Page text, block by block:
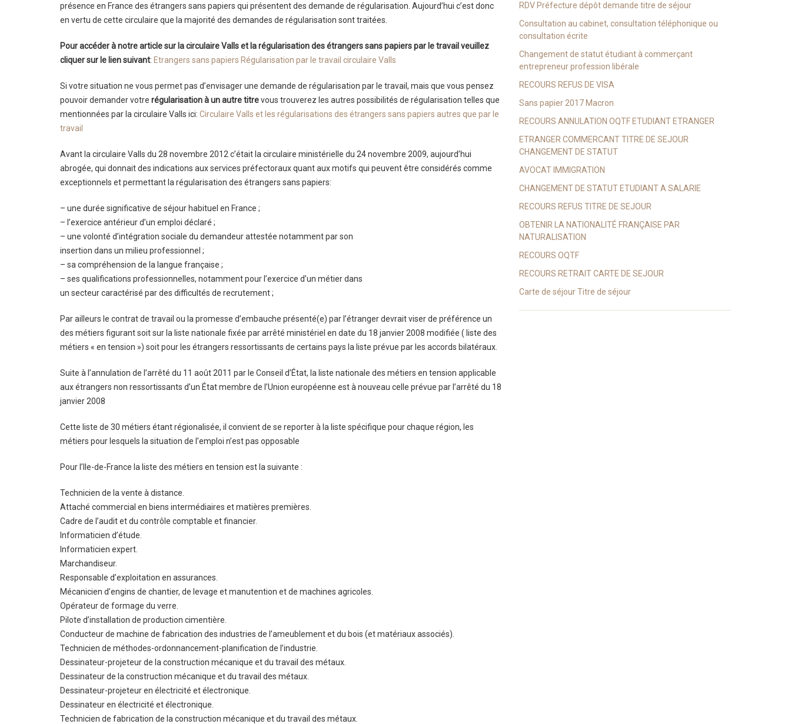
présence en France des étrangers sans papiers qui présentent des demande de régularisation. Aujourd’hui c’est donc
en vertu de cette circulaire que la majorité des demandes de régularisation sont traitées.
Pour accéder à notre article sur la circulaire Valls et la régularisation des étrangers sans papiers par le travail veuillez
cliquer sur le lien suivant: Etrangers sans papiers Régularisation par le travail circulaire Valls
Si votre situation ne vous permet pas d’envisager une demande de régularisation par le travail, mais que vous pensez
pouvoir demander votre régularisation à un autre titrevous trouverez les autres possibilités de régularisation telles que
mentionnées par la circulaire Valls ici: Circulaire Valls et les régularisations des étrangers sans papiers autres que par le
travail
Avant la circulaire Valls du 28 novembre 2012 c’était la circulaire ministérielle du 24 novembre 2009, aujourd’hui
abrogée, qui donnait des indications aux services préfectoraux quant aux motifs qui peuvent être considérés comme
exceptionnels et permettant la régularisation des étrangers sans papiers:
– une durée significative de séjour habituel en France ;
– l’exercice antérieur d’un emploi déclaré ;
– une volonté d’intégration sociale du demandeur attestée notamment par son
insertion dans un milieu professionnel ;
– sa compréhension de la langue française ;
– ses qualifications professionnelles, notamment pour l’exercice d’un métier dans
un secteur caractérisé par des difficultés de recrutement ;
Par ailleurs le contrat de travail ou la promesse d’embauche présenté(e) par l’étranger devrait viser de préférence un
des métiers figurant soit sur la liste nationale fixée par arrêté ministériel en date du 18 janvier 2008 modifiée ( liste des
métiers « en tension ») soit pour les étrangers ressortissants de certains pays la liste prévue par les accords bilatéraux.
Suite à l’annulation de l’arrêté du 11 août 2011 par le Conseil d’État, la liste nationale des métiers en tension applicable
aux étrangers non ressortissants d’un État membre de l’Union européenne est à nouveau celle prévue par l’arrêté du 18
janvier 2008
Cette liste de 30 métiers étant régionalisée, il convient de se reporter à la liste spécifique pour chaque région, les
métiers pour lesquels la situation de l’emploi n’est pas opposable
Pour l’Ile-de-France la liste des métiers en tension est la suivante :
Technicien de la vente à distance.
Attaché commercial en biens intermédiaires et matières premières.
Cadre de l’audit et du contrôle comptable et financier.
Informaticien d’étude.
Informaticien expert.
Marchandiseur.
Responsable d’exploitation en assurances.
Mécanicien d’engins de chantier, de levage et manutention et de machines agricoles.
Opérateur de formage du verre.
Pilote d’installation de production cimentière.
Conducteur de machine de fabrication des industries de l’ameublement et du bois (et matériaux associés).
Technicien de méthodes-ordonnancement-planification de l’industrie.
Dessinateur-projeteur de la construction mécanique et du travail des métaux.
Dessinateur de la construction mécanique et du travail des métaux.
Dessinateur-projeteur en électricité et électronique.
Dessinateur en électricité et électronique.
Technicien de fabrication de la construction mécanique et du travail des métaux.
RDV Préfecture dépôt demande titre de séjour
Consultation au cabinet, consultation téléphonique ou
consultation écrite
Changement de statut étudiant à commerçant
entrepreneur profession libérale
RECOURS REFUS DE VISA
Sans papier 2017 Macron
RECOURS ANNULATION OQTF ETUDIANT ETRANGER
ETRANGER COMMERCANT TITRE DE SEJOUR
CHANGEMENT DE STATUT
AVOCAT IMMIGRATION
CHANGEMENT DE STATUT ETUDIANT A SALARIE
RECOURS REFUS TITRE DE SEJOUR
OBTENIR LA NATIONALITÉ FRANÇAISE PAR
NATURALISATION
RECOURS OQTF
RECOURS RETRAIT CARTE DE SEJOUR
Carte de séjour Titre de séjour